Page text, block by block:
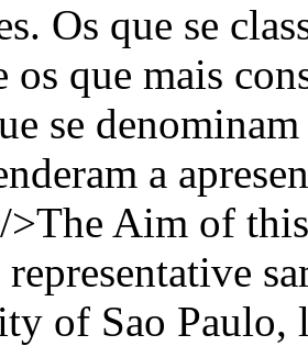
Os que se
os que mais
se
a
>The Aim of
representative
of Sao Paulo,